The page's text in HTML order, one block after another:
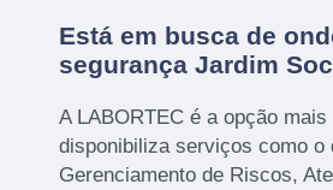
Está em busca de
segurança Jardim
A LABORTEC é a opção
disponibiliza serviços como o
Gerenciamento de Riscos,